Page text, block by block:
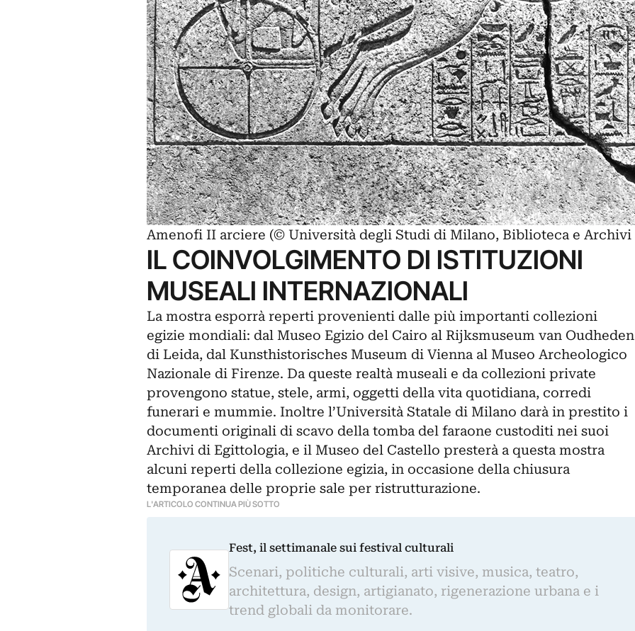
Amenofi II arciere (© Università degli Studi di Milano, Biblioteca e
IL COINVOLGIMENTO DI ISTITUZIONI
MUSEALI INTERNAZIONALI
La mostra esporrà reperti provenienti dalle più importanti collezioni
egizie mondiali: dal Museo Egizio del Cairo al Rijksmuseum van Oudheden
di Leida, dal Kunsthistorisches Museum di Vienna al Museo Archeologico
Nazionale di Firenze. Da queste realtà museali e da collezioni private
provengono statue, stele, armi, oggetti della vita quotidiana, corredi
funerari e mummie. Inoltre l’Università Statale di Milano darà in prestito i
documenti originali di scavo della tomba del faraone custoditi nei suoi
Archivi di Egittologia, e il Museo del Castello presterà a questa mostra
alcuni reperti della collezione egizia, in occasione della chiusura
temporanea delle proprie sale per ristrutturazione.
L'ARTICOLO CONTINUA PIÙ SOTTO
Fest, il settimanale sui festival culturali
Scenari, politiche culturali, arti visive, musica, teatro,
architettura, design, artigianato, rigenerazione urbana e i
trend globali da monitorare.